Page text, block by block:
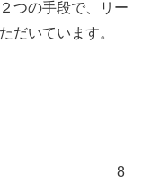
つの手段で、リー
だいています。
8